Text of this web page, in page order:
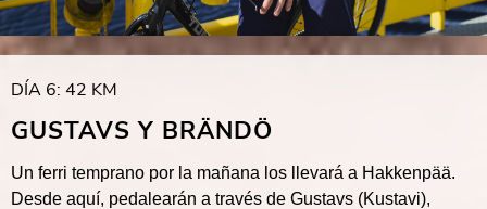
DÍA 6: 42 KM
GUSTAVS Y BRÄNDÖ
Un ferri temprano por la mañana los llevará a Hakkenpää.
Desde aquí, pedalearán a través de Gustavs (Kustavi),